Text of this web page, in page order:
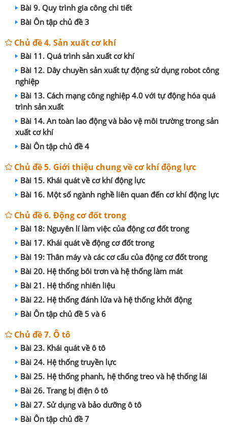
Bài 9. Quy trình gia công chi tiết
Bài Ôn tập chủ đề 3
Chủ đề 4. Sản xuất cơ khí
Bài 11. Quá trình sản xuất cơ khí
Bài 12. Dây chuyền sản xuất tự động sử dụng robot công
nghiệp
Bài 13. Cách mạng công nghiệp 4.0 với tự động hóa quá
trình sản xuất
Bài 14. An toàn lao động và bảo vệ môi trường trong sản
xuất cơ khí
Bài Ôn tập chủ đề 4
Chủ đề 5. Giới thiệu chung về cơ khí động lực
Bài 15. Khái quát về cơ khí động lực
Bài 16. Một số ngành nghề liên quan đến cơ khí động lực
Chủ đề 6. Động cơ đốt trong
Bài 18: Nguyên lí làm việc của động cơ đốt trong
Bài 17. Khái quát về động cơ đốt trong
Bài 19: Thân máy và các cơ cấu của động cơ đốt trong
Bài 20. Hệ thống bôi trơn và hệ thống làm mát
Bài 21. Hệ thống nhiên liệu
Bài 22. Hệ thống đánh lửa và hệ thống khởi động
Bài Ôn tập chủ đề 5 và 6
Chủ đề 7. Ô tô
Bài 23. Khái quát về ô tô
Bài 24. Hệ thống truyền lực
Bài 25. Hệ thống phanh, hệ thống treo và hệ thống lái
Bài 26. Trang bị điện ô tô
Bài 27. Sử dụng và bảo dưỡng ô tô
Bài Ôn tập chủ đề 7